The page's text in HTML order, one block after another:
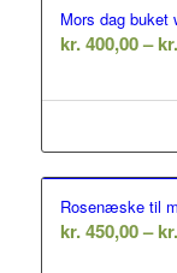
Mors dag buket
kr.400,00– kr.
Rosenæske til
kr.450,00– kr.